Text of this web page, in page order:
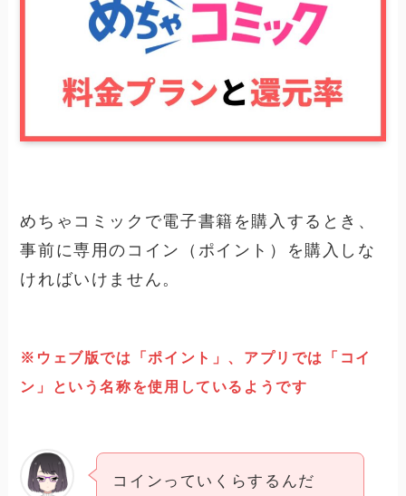
めちゃコミックで電子書籍を購入するとき、
事前に専用のコイン（ポイント）を購入しな
ければいけません。
※ウェブ版では「ポイント」、アプリでは「コイ
ン」という名称を使用しているようです
コインっていくらするんだ